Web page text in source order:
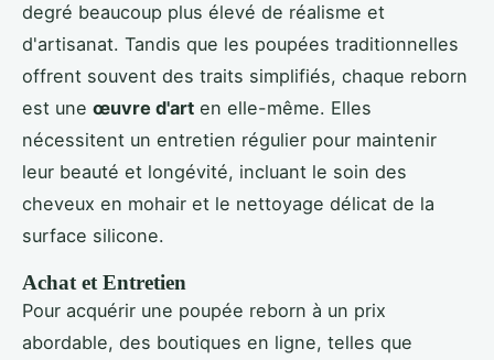
degré beaucoup plus élevé de réalisme et
d'artisanat. Tandis que les poupées traditionnelles
offrent souvent des traits simplifiés, chaque reborn
est une œuvre d'art en elle-même. Elles
nécessitent un entretien régulier pour maintenir
leur beauté et longévité, incluant le soin des
cheveux en mohair et le nettoyage délicat de la
surface silicone.
Achat et Entretien
Pour acquérir une poupée reborn à un prix
abordable, des boutiques en ligne, telles que